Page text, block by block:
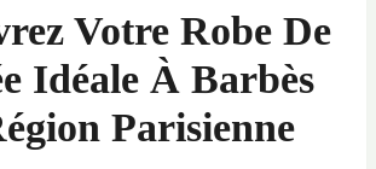
Votre Robe De
Idéale À Barbès
Parisienne